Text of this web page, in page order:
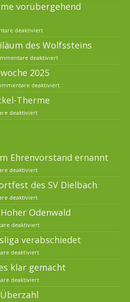
vorübergehend
deaktiviert
des Wolfssteins
deaktiviert
2025
deaktiviert
Therme
deaktiviert
Ehrenvorstand ernannt
deaktiviert
des SV Dielbach
deaktiviert
Odenwald
deaktiviert
verabschiedet
deaktiviert
klar gemacht
deaktiviert